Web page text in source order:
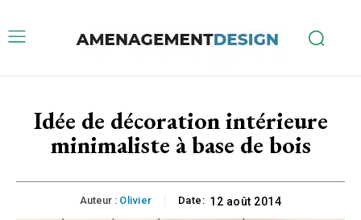
Idée de décoration intérieure
minimaliste à base de bois
Auteur : Olivier Date: 12 août 2014